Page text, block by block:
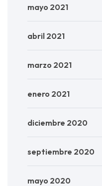
mayo 2021
abril 2021
marzo 2021
enero 2021
diciembre 2020
septiembre 2020
mayo 2020